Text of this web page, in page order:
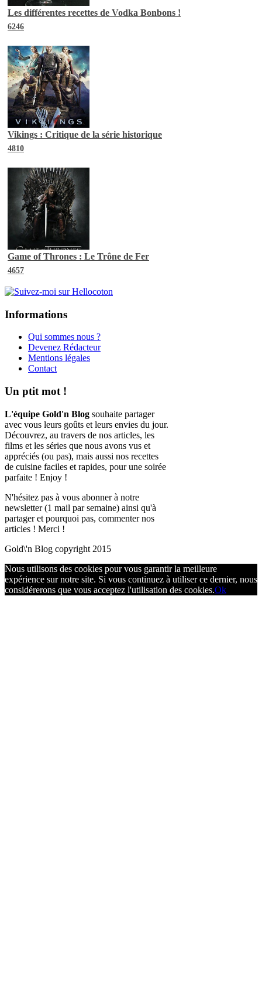
Les différentes recettes de Vodka Bonbons !
6246
Vikings : Critique de la série historique
4810
Game of Thrones : Le Trône de Fer
4657
Informations
Qui sommes nous ?
Devenez Rédacteur
Mentions légales
Contact
Un ptit mot !
L'équipe Gold'n Blog souhaite partager
avec vous leurs goûts et leurs envies du jour.
Découvrez, au travers de nos articles, les
films et les séries que nous avons vus et
appréciés (ou pas), mais aussi nos recettes
de cuisine faciles et rapides, pour une soirée
parfaite ! Enjoy !
N'hésitez pas à vous abonner à notre
newsletter (1 mail par semaine) ainsi qu'à
partager et pourquoi pas, commenter nos
articles ! Merci !
Gold\'n Blog copyright 2015
Nous utilisons des cookies pour vous garantir la meilleure
expérience sur notre site. Si vous continuez à utiliser ce dernier, nous
considérerons que vous acceptez l'utilisation des cookies.Ok